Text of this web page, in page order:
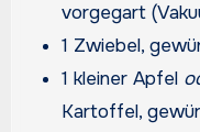
vorgegart
1 Zwiebel,
1 kleiner Apfel
Kartoffel,